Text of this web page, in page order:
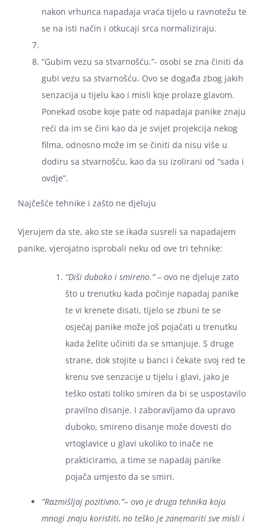
nakon vrhunca napadaja vraća tijelo u ravnotežu te
se na isti način i otkucaji srca normaliziraju.
“Gubim vezu sa stvarnošću.”- osobi se zna činiti da
gubi vezu sa stvarnošću. Ovo se događa zbog jakih
senzacija u tijelu kao i misli koje prolaze glavom.
Ponekad osobe koje pate od napadaja panike znaju
reći da im se čini kao da je svijet projekcija nekog
filma, odnosno može im se činiti da nisu više u
dodiru sa stvarnošću, kao da su izolirani od “sada i
ovdje”.
Najčešće tehnike i zašto ne djeluju
Vjerujem da ste, ako ste se ikada susreli sa napadajem
panike, vjerojatno isprobali neku od ove tri tehnike:
“Diši duboko i smireno.”– ovo ne djeluje zato
što u trenutku kada počinje napadaj panike
te vi krenete disati, tijelo se zbuni te se
osjećaj panike može još pojačati u trenutku
kada želite učiniti da se smanjuje. S druge
strane, dok stojite u banci i čekate svoj red te
krenu sve senzacije u tijelu i glavi, jako je
teško ostati toliko smiren da bi se uspostavilo
pravilno disanje. I zaboravljamo da upravo
duboko, smireno disanje može dovesti do
vrtoglavice u glavi ukoliko to inače ne
prakticiramo, a time se napadaj panike
pojača umjesto da se smiri.
“Razmišljaj pozitivno.”– ovo je druga tehnika koju
mnogi znaju koristiti, no teško je zanemariti sve misli i